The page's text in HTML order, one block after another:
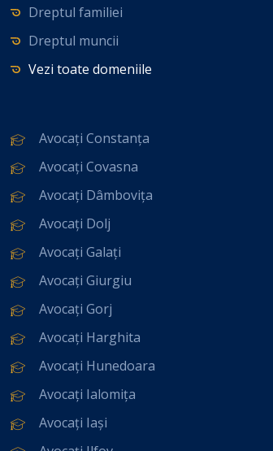
Dreptul familiei
Dreptul muncii
Vezi toate domeniile
Avocați Constanța
Avocați Covasna
Avocați Dâmbovița
Avocați Dolj
Avocați Galați
Avocați Giurgiu
Avocați Gorj
Avocați Harghita
Avocați Hunedoara
Avocați Ialomița
Avocați Iași